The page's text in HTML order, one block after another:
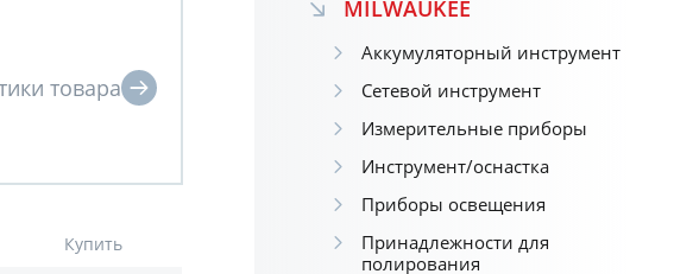
Купить
MILWAUKEE
Аккумуляторный инструмент
Сетевой инструмент
Измерительные приборы
Инструмент/оснастка
Приборы освещения
Принадлежности для
полирования